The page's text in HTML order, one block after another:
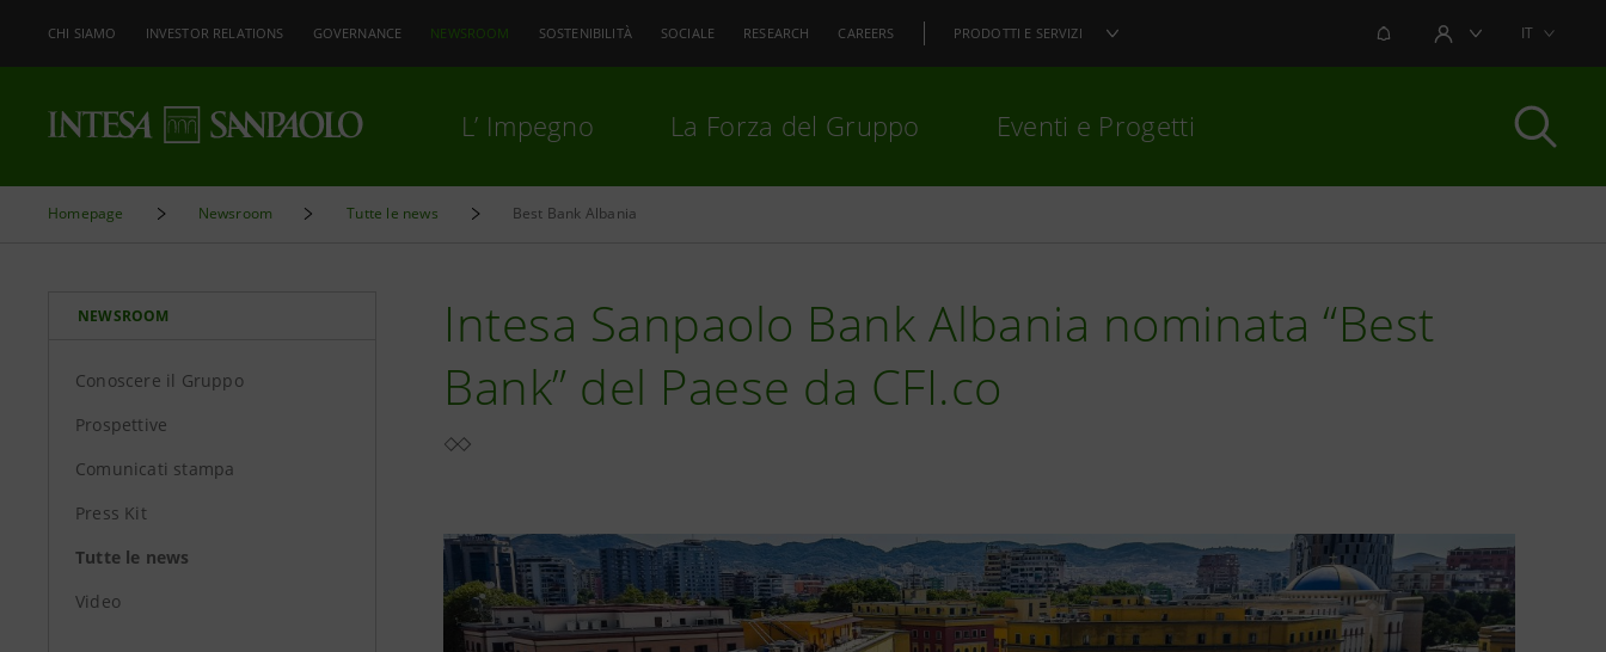
CHI SIAMO INVESTOR RELATIONS GOVERNANCE NEWSROOM SOSTENIBILITÀ SOCIALE RESEARCH CAREERS PRODOTTI E SERVIZI NOTIFICHEAREA UTENTEIT
L’ Impegno La Forza del Gruppo Eventi e Progetti
Homepage Newsroom Tutte le news Best Bank Albania
NEWSROOM
Conoscere il Gruppo
Prospettive
Comunicati stampa
Press Kit
Tutte le news
Video
Intesa Sanpaolo Bank Albania nominata “Best
Bank” del Paese da CFI.co